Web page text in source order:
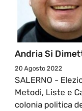
Andria Si
20 Agosto 2022
SALERNO -
Metodi, Liste e
colonia politica